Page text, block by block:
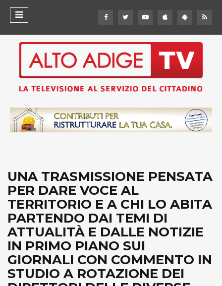
UNA TRASMISSIONE PENSATA
PER DARE VOCE AL
TERRITORIO E A CHI LO ABITA
PARTENDO DAI TEMI DI
ATTUALITÀ E DALLE NOTIZIE
IN PRIMO PIANO SUI
GIORNALI CON COMMENTO IN
STUDIO A ROTAZIONE DEI